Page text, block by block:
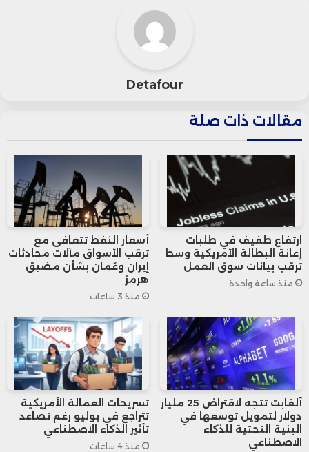
التعافي في السوق الصينية منذ الربع الأخير
وحدة، محتلة المرتبة الخامسة ضمن
المنافسة.
ويجدر التنويه إلى أن أرقام الشحنات تعكس
عدد الأجهزة المرسلة إلى متاجر التجزئة
وليس المبيعات النهائية للمستهلكين،
لكنها تظل مؤشرًا مهمًا يعكس توجهات
الطلب في السوق.
Detafour
مقالات ذات صلة
ارتفاع طفيف في طلبات
إعانة البطالة الأمريكية وسط
ترقب بيانات سوق العمل
منذ ساعة واحدة
أسعار النفط تتعافى مع
ترقب الأسواق مآلات محادثات
إيران وعُمان بشأن مضيق
هرمز
منذ 3 ساعات
ألفابت تتجه لاقتراض 25 مليار
دولار لتمويل توسعها في
البنية التحتية للذكاء
الاصطناعي
تسريحات العمالة الأمريكية
تتراجع في يوليو رغم تصاعد
تأثير الذكاء الاصطناعي
منذ 4 ساعات